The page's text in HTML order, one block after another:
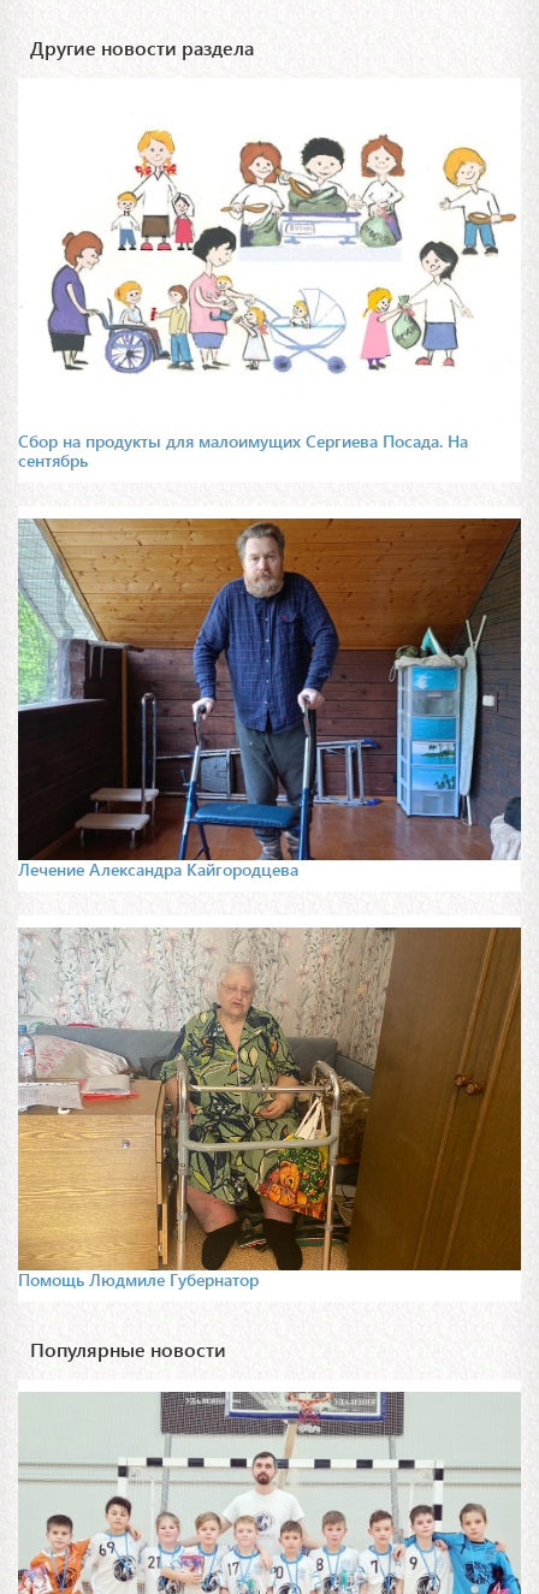
Другие новости раздела
Сбор на продукты для малоимущих Сергиева Посада. На
сентябрь
Лечение Александра Кайгородцева
Помощь Людмиле Губернатор
Популярные новости